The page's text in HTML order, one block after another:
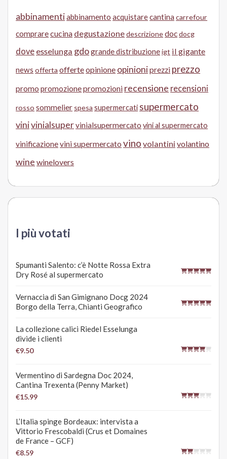
abbinamentiabbinamento acquistarecantina carrefour
comprarecucina degustazionedescrizionedocdocg
dove esselunga gdogrande distribuzioneigt il gigante
news offerta offerteopinione opinioniprezzi prezzo
promo promozionepromozioni recensione recensioni
rosso sommelier spesa supermercati supermercato
vinivinialsupervinialsupermercato vini al supermercato
vinificazionevini supermercato vino volantini volantino
wine winelovers
I più votati
Spumanti Salento: c’è Notte Rossa Extra
Dry Rosé al supermercato
Vernaccia di San Gimignano Docg 2024
Borgo della Terra, Chianti Geografico
La collezione calici Riedel Esselunga
divide i clienti
€9.50
Vermentino di Sardegna Doc 2024,
Cantina Trexenta (Penny Market)
€15.99
L’Italia spinge Bordeaux: intervista a
Vittorio Frescobaldi (Crus et Domaines
de France – GCF)
€8.59